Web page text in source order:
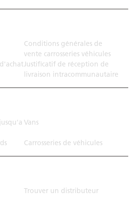
Conditions générales de
vente carrosseries véhicules
Justificatif de réception de
livraison intracommunautaire
Vans
Carrosseries de véhicules
Trouver un distributeur